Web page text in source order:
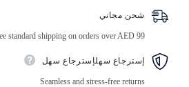
شحن مجاني
standard shipping on orders over AED 99
إسترجاع سهلإسترجاع سهل
Seamless and stress-free returns